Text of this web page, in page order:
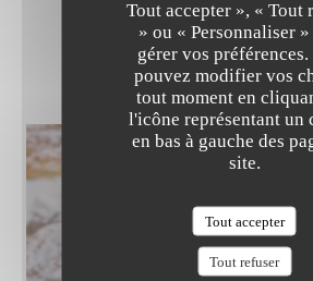
Tout accepter », « Tout
» ou « Personnaliser
gérer vos préférences.
pouvez modifier vos
tout moment en
l'icône représentant un
en bas à gauche des
site.
Tout accepter
Tout refuser
LES PLATS &